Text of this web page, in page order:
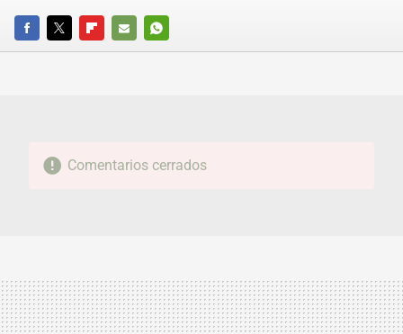
FACEBOOKTWITTERFLIPBOARD
E-
WHATSAPP
Comentarios cerrados